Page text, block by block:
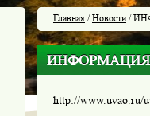
Главная /Новости/
ИНФОРМАЦИЯ о
http://www.uvao.ru/